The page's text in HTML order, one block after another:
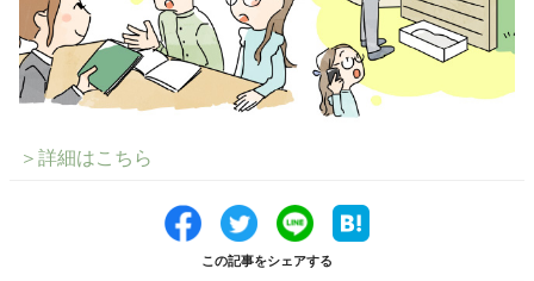
＞詳細はこちら
この記事をシェアする